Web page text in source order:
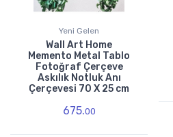
Yeni Gelen
Wall Art Home
Memento Metal Tablo
Fotoğraf Çerçeve
Askılık Notluk Anı
Çerçevesi 70 X 25 cm
675.00